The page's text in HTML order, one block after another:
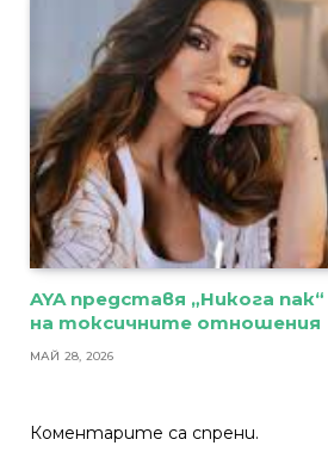
AYA представя „Никога пак“
на токсичните отношения
МАЙ 28, 2026
Коментарите са спрени.